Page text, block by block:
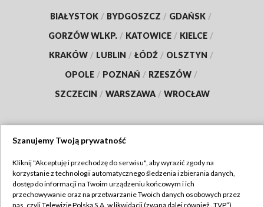
BIAŁYSTOK / BYDGOSZCZ / GDAŃSK /
GORZÓW WLKP. / KATOWICE / KIELCE /
KRAKÓW / LUBLIN / ŁÓDŹ / OLSZTYN /
OPOLE / POZNAŃ / RZESZÓW /
SZCZECIN / WARSZAWA / WROCŁAW
TVP
Abonament TVP
Regulamin TVP
Szanujemy Twoją prywatność
Kliknij "Akceptuję i przechodzę do serwisu", aby wyrazić zgody na
korzystanie z technologii automatycznego śledzenia i zbierania danych,
dostęp do informacji na Twoim urządzeniu końcowym i ich
przechowywanie oraz na przetwarzanie Twoich danych osobowych przez
nas, czyli Telewizję Polską S.A. w likwidacji (zwaną dalej również „TVP”),